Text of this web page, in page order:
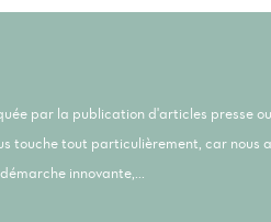
par la publication d'articles presse
touche tout particulièrement, car nous
innovante,...